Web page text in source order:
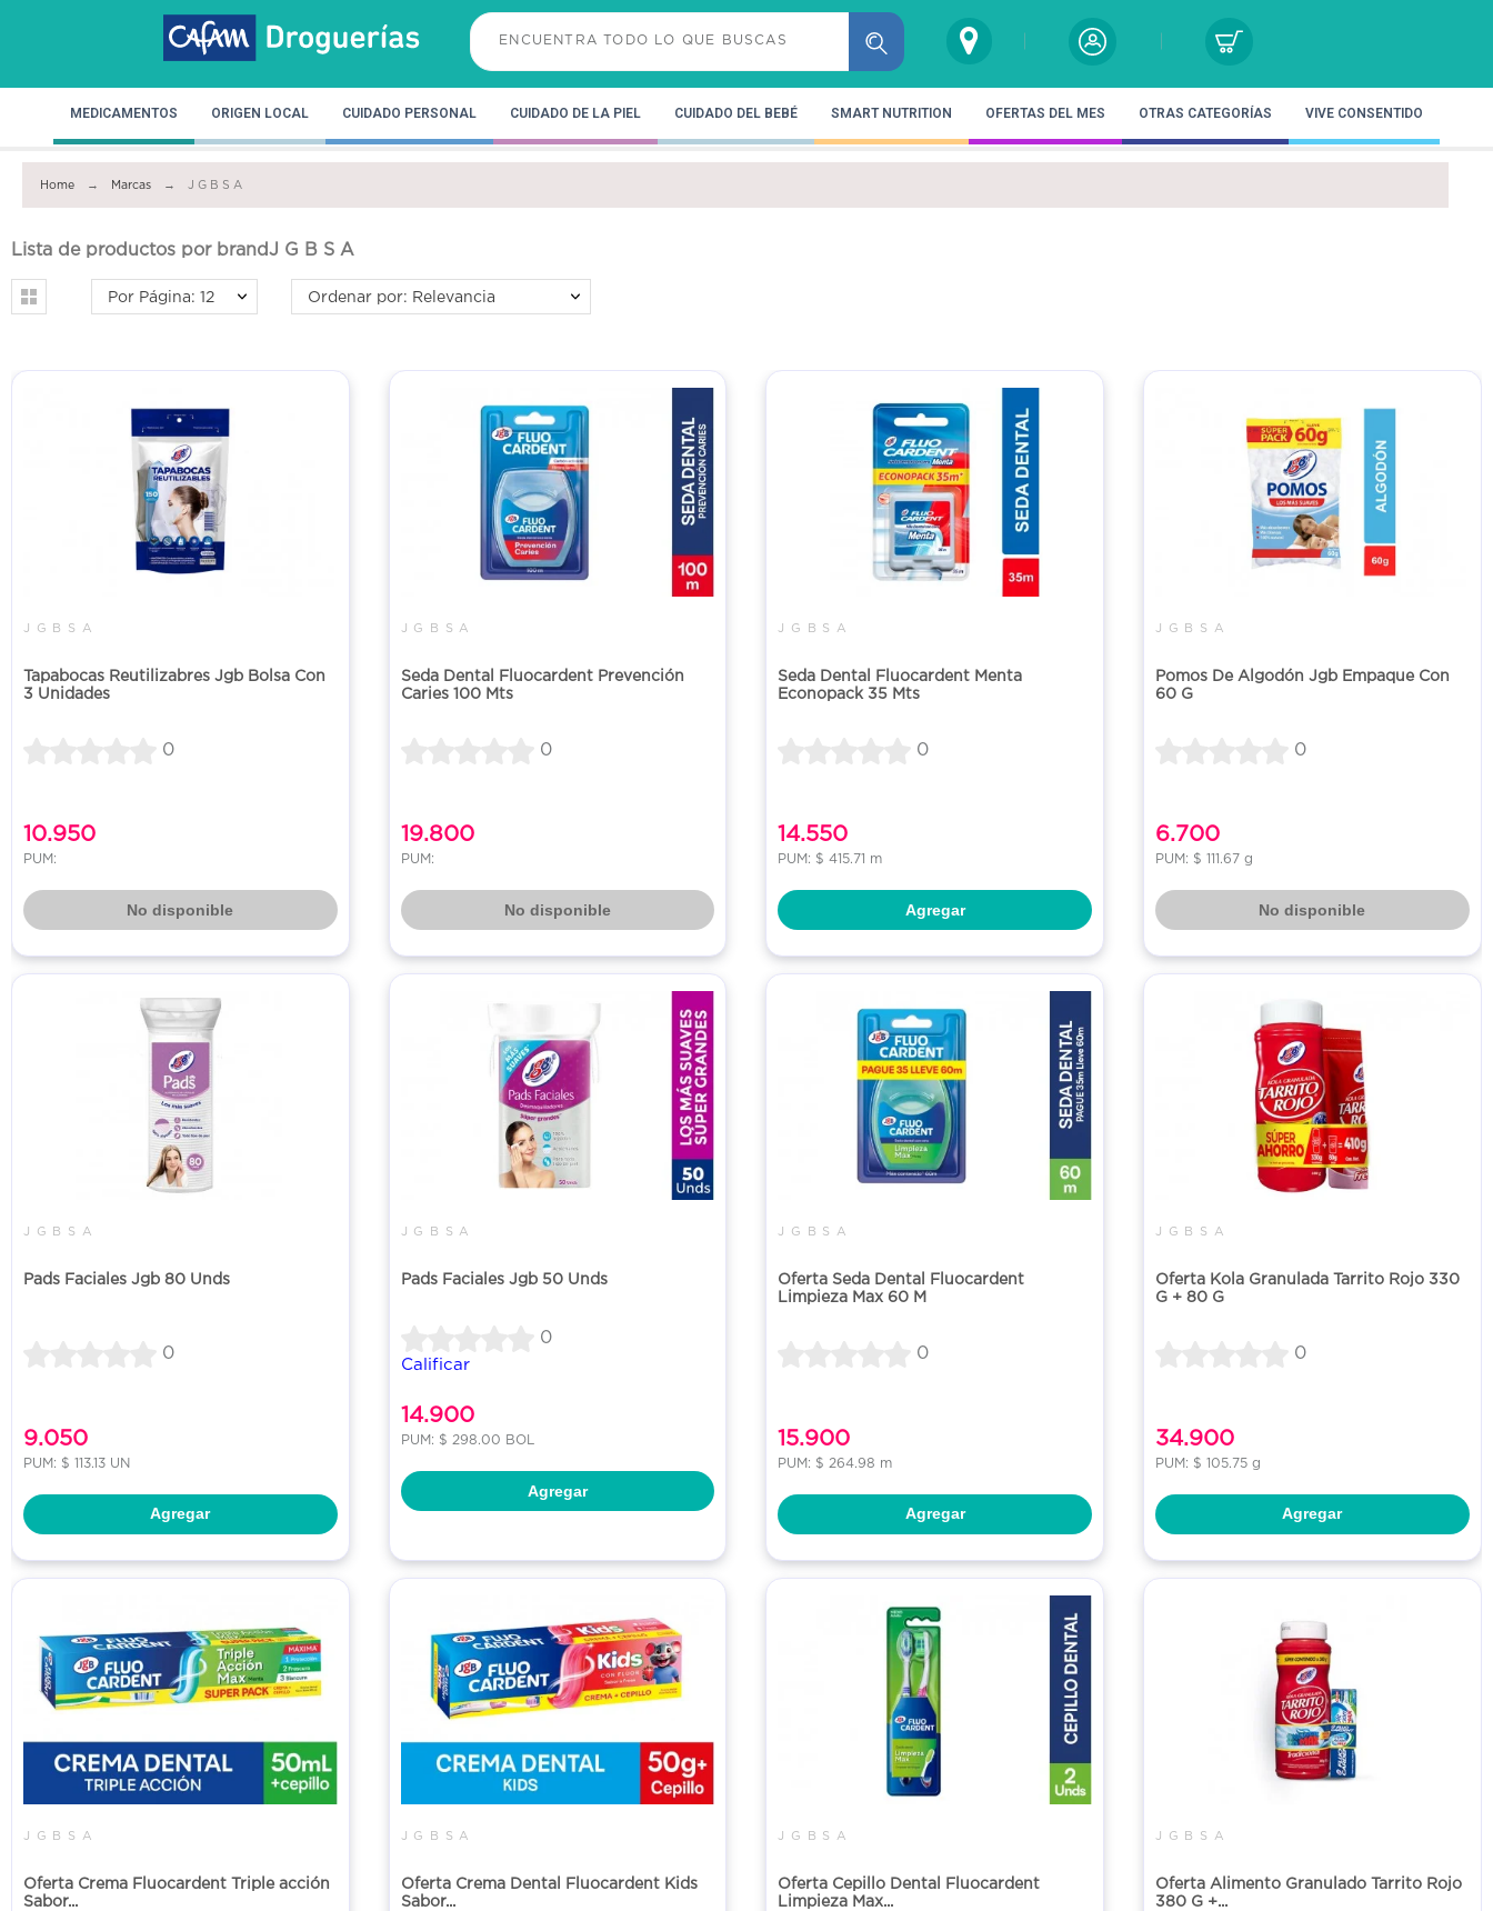
MEDICAMENTOS ORIGEN LOCAL CUIDADO PERSONAL CUIDADO DE LA PIEL CUIDADO DEL BEBÉ SMART NUTRITION OFERTAS DEL MES OTRAS CATEGORÍAS VIVE CONSENTIDO
Home Marcas J G B S A
Lista de productos por brandJ G B S A
Por Página: 12 Ordenar por: Relevancia
J G B S A
Tapabocas Reutilizabres Jgb Bolsa Con
3 Unidades
0
10.950
PUM:
No disponible
J G B S A
Seda Dental Fluocardent Prevención
Caries 100 Mts
0
19.800
PUM:
No disponible
J G B S A
Seda Dental Fluocardent Menta
Econopack 35 Mts
0
14.550
PUM: $ 415.71 m
Agregar
J G B S A
Pomos De Algodón Jgb Empaque Con
60 G
0
6.700
PUM: $ 111.67 g
No disponible
J G B S A
Pads Faciales Jgb 80 Unds
0
9.050
PUM: $ 113.13 UN
Agregar
J G B S A
Pads Faciales Jgb 50 Unds
0
Calificar
14.900
PUM: $ 298.00 BOL
Agregar
J G B S A
Oferta Seda Dental Fluocardent
Limpieza Max 60 M
0
15.900
PUM: $ 264.98 m
Agregar
J G B S A
Oferta Kola Granulada Tarrito Rojo 330
G + 80 G
0
34.900
PUM: $ 105.75 g
Agregar
J G B S A
Oferta Crema Fluocardent Triple acción
Sabor...
J G B S A
Oferta Crema Dental Fluocardent Kids
Sabor...
J G B S A
Oferta Cepillo Dental Fluocardent
Limpieza Max...
J G B S A
Oferta Alimento Granulado Tarrito Rojo
380 G +...